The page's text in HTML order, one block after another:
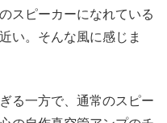
スピーカーになれている
い。そんな風に感じま
る一方で、通常のスピー